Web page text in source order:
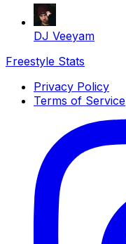
DJ Veeyam
Freestyle Stats
Privacy Policy
Terms of Service